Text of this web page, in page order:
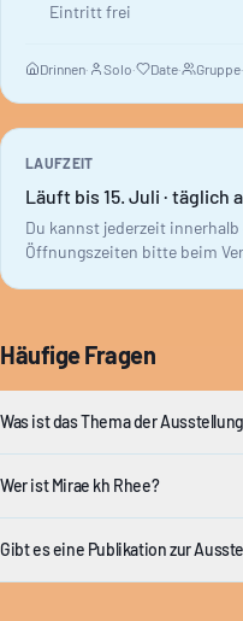
Eintritt frei
Drinnen· Solo· Date· Gruppe·
LAUFZEIT
Läuft bis 15. Juli · täglich
Du kannst jederzeit
Öffnungszeiten bitte beim
Häufige Fragen
Was ist das Thema der
Wer ist Mirae kh Rhee?
Gibt es eine Publikation zur